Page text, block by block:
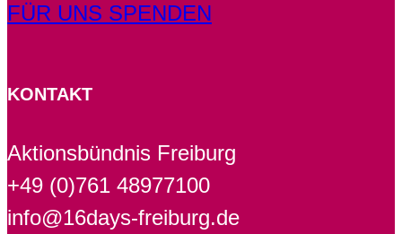
FÜR UNS SPENDEN
KONTAKT
Aktionsbündnis Freiburg
+49 (0)761 48977100
info@16days-freiburg.de